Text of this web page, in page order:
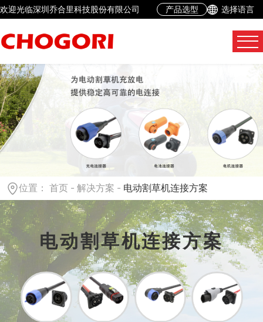
欢迎光临深圳乔合里科技股份有限公司 产品选型 选择语言
位置：首页 -解决方案 - 电动割草机连接方案
电动割草机连接方案